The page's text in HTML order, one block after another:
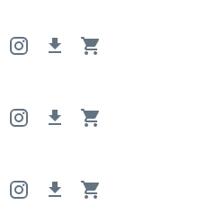
ポレート コーポレート
明るい やる気を起こさせる
ポレート コーポレート
ディープ・ハウス
シュ ポジティブ